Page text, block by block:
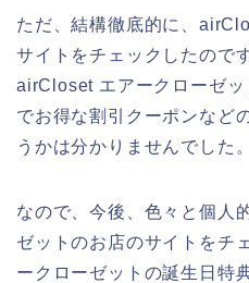
ただ、結構徹底的に、
サイトをチェックしたので
airCloset エアークローゼ
でお得な割引クーポンなど
うかは分かりませんでした。
なので、今後、色々と個人
ゼットのお店のサイトをチ
ークローゼットの誕生日特